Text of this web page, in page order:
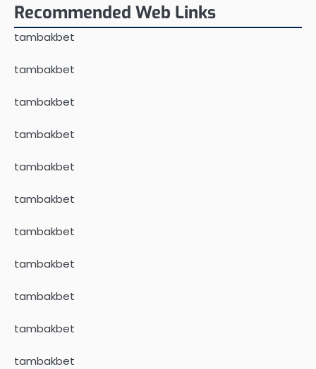
Recommended Web Links
tambakbet
tambakbet
tambakbet
tambakbet
tambakbet
tambakbet
tambakbet
tambakbet
tambakbet
tambakbet
tambakbet